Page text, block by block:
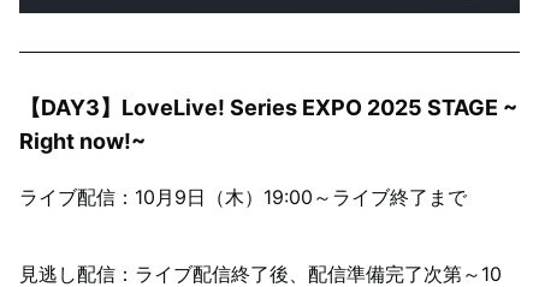
【DAY3】LoveLive! Series EXPO 2025 STAGE ~
Right now!~
ライブ配信：10月9日（木）19:00～ライブ終了まで
見逃し配信：ライブ配信終了後、配信準備完了次第～10